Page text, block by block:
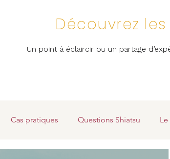
Découvrez
Un point à éclaircir ou un partage
Cas pratiques Questions Shiatsu